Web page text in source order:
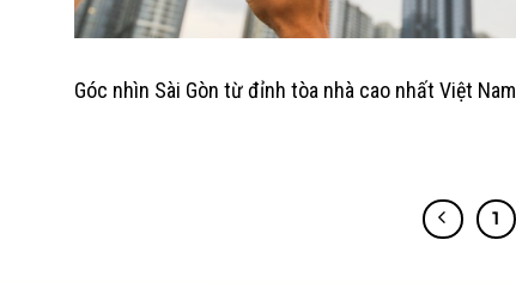
Góc nhìn Sài Gòn từ đỉnh tòa nhà cao nhất Việt Nam
1